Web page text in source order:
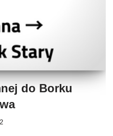
do Borku